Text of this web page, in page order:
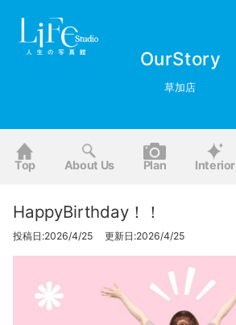
OurStory
草加店
Top About Us Plan Interior
HappyBirthday！！
投稿日:2026/4/25 更新日:2026/4/25